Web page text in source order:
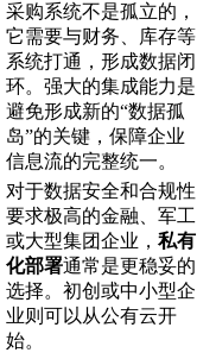
采购系统不是孤立的，
它需要与财务、库存等
系统打通，形成数据闭
环。强大的集成能力是
避免形成新的“数据孤
岛”的关键，保障企业
信息流的完整统一。
对于数据安全和合规性
要求极高的金融、军工
或大型集团企业， 私有
化部署通常是更稳妥的
选择。初创或中小型企
业则可以从公有云开
始。